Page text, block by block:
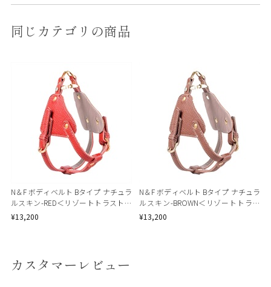
同じカテゴリの商品
N＆F ボディベルト Bタイプ ナチュラ
ルスキン-RED＜リゾートトラストセ
レクション＞
¥13,200
N＆F ボディベルト Bタイプ ナチュラ
ルスキン-BROWN＜リゾートトラス
トセレクション＞
¥13,200
カスタマーレビュー